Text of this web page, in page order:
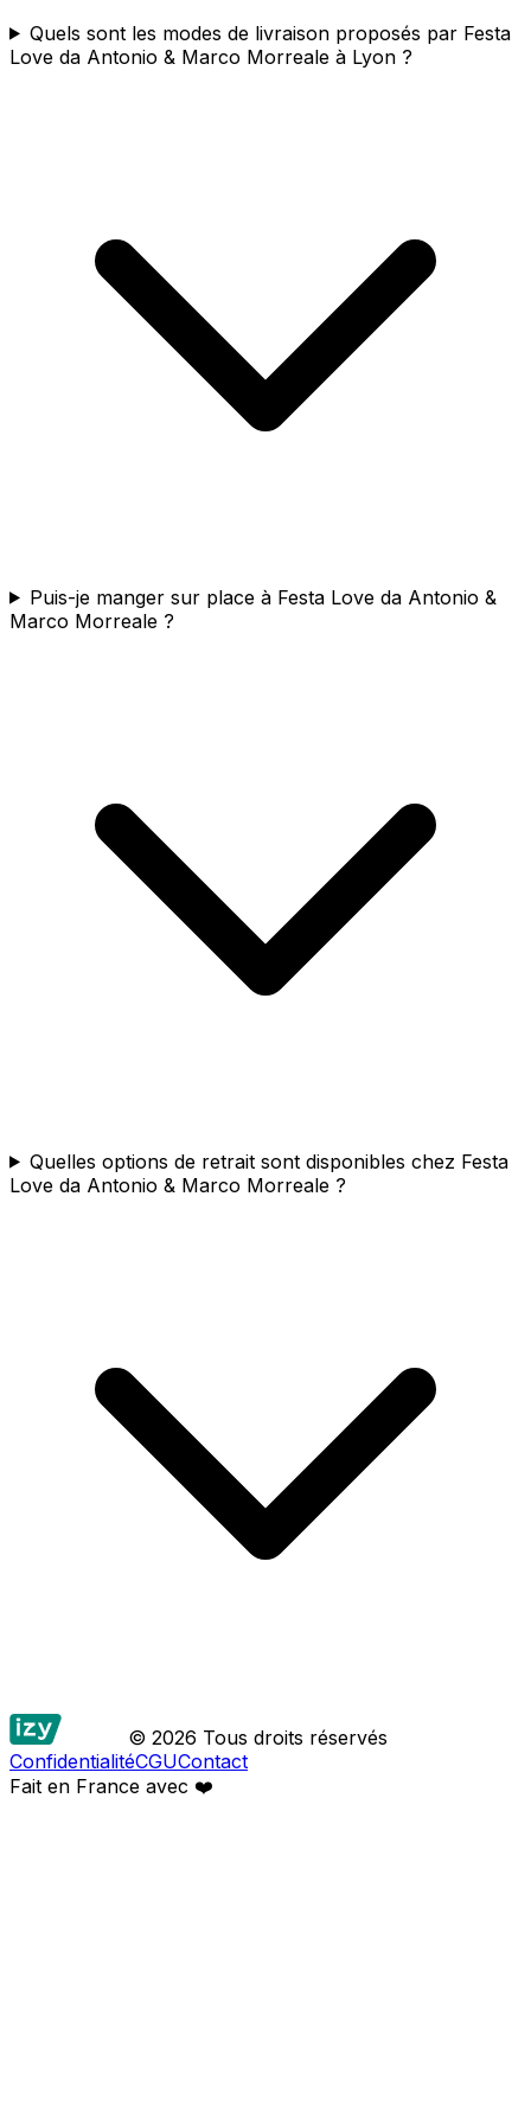
Quels sont les modes de livraison proposés par Festa
Love da Antonio & Marco Morreale à Lyon ?
Puis-je manger sur place à Festa Love da Antonio &
Marco Morreale ?
Quelles options de retrait sont disponibles chez Festa
Love da Antonio & Marco Morreale ?
© 2026 Tous droits réservés
ConfidentialitéCGUContact
Fait en France avec ❤️